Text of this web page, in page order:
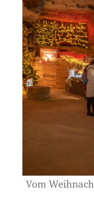
Vom